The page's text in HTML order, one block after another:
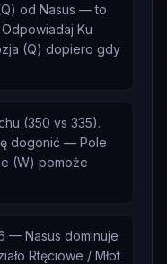
od Nasus — to
Ku
(Q) dopiero gdy
(350 vs 335).
dogonić — Pole
(W) pomoże
— Nasus dominuje
Rtęciowe / Młot